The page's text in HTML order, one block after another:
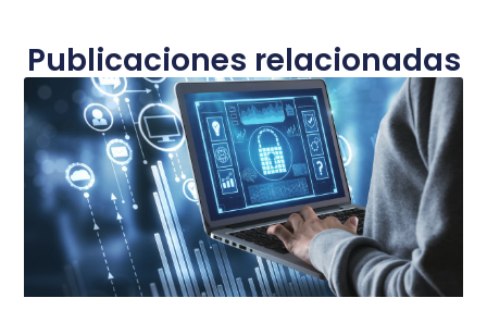
Publicaciones relacionadas